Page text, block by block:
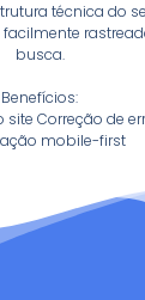
técnica do
busca.
Benefícios:
Correção de
mobile-first